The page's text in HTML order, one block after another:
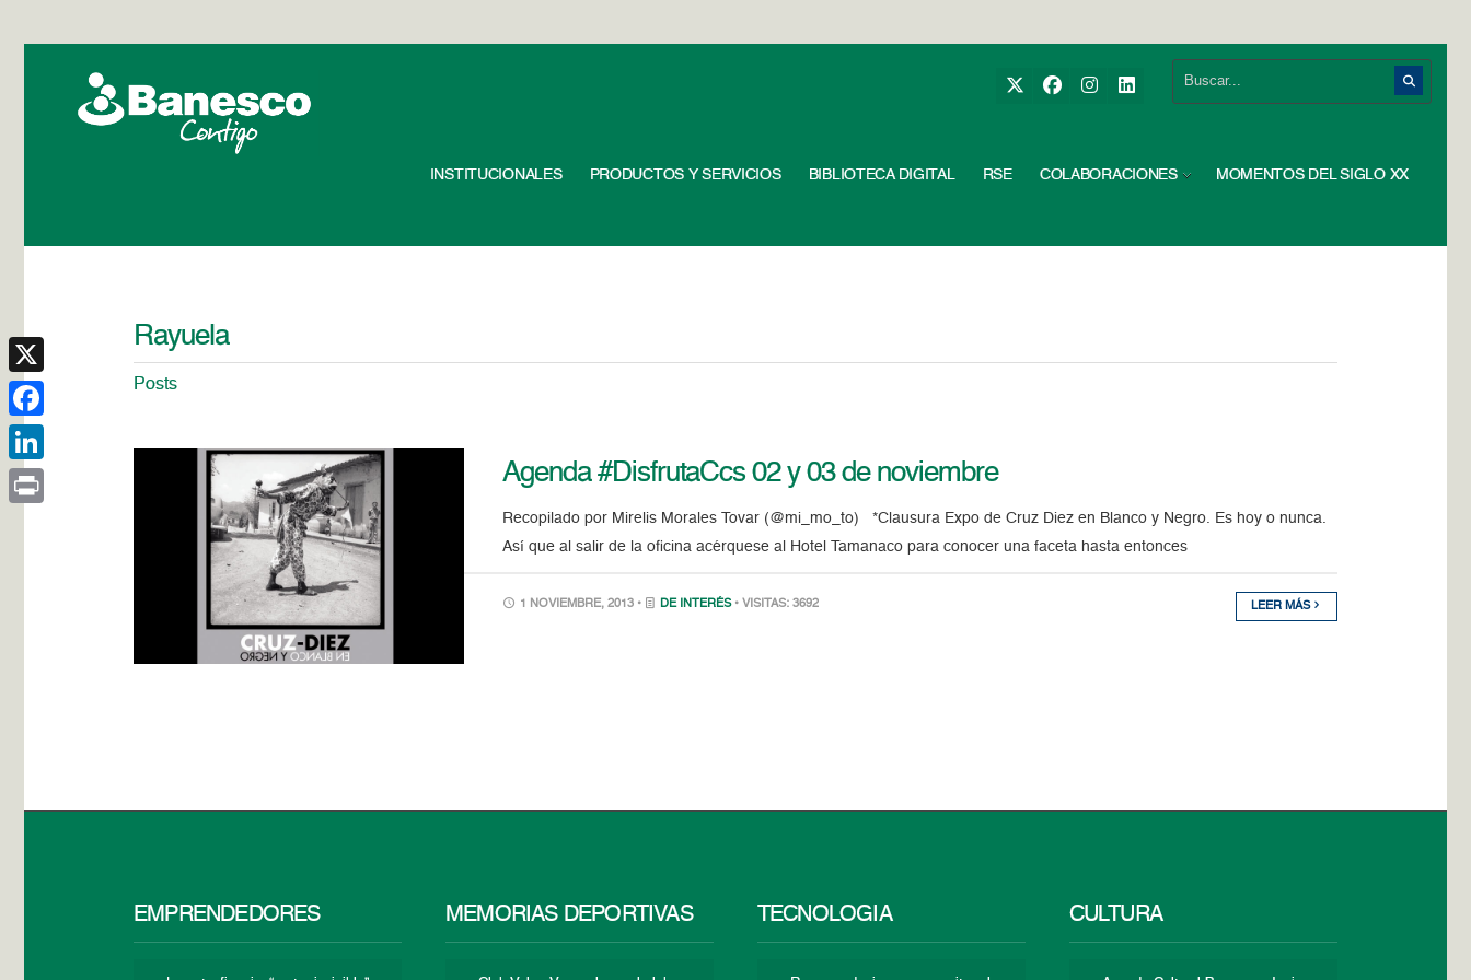
INSTITUCIONALES PRODUCTOS Y SERVICIOS BIBLIOTECA DIGITAL RSE COLABORACIONES MOMENTOS DEL SIGLO XX
Rayuela
Posts
Agenda #DisfrutaCcs 02 y 03 de noviembre
Recopilado por Mirelis Morales Tovar (@mi_mo_to) *Clausura Expo de Cruz Diez en Blanco y Negro. Es hoy o nunca.
Así que al salir de la oficina acérquese al Hotel Tamanaco para conocer una faceta hasta entonces
1 NOVIEMBRE, 2013 • DE INTERÉS • VISITAS: 3692 LEER MÁS
EMPRENDEDORES MEMORIAS DEPORTIVAS TECNOLOGÍA CULTURA
X
Facebook
LinkedIn